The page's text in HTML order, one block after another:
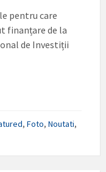
pentru care
finanțare de la
de Investiții
, Foto, Noutati,